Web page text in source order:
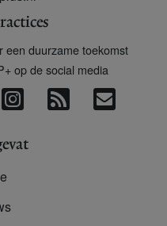
een duurzame toekomst
op de social media